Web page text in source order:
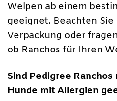
Welpen ab einem
geeignet. Beachten
Verpackung oder
ob Ranchos für Ihren
Sind Pedigree
Hunde mit Allergien